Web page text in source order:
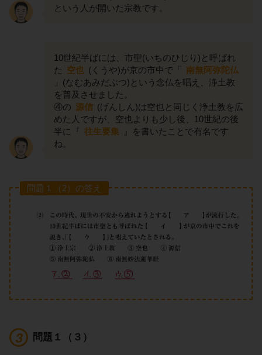
という人が開いた宗教です。
10世紀半ばには、市聖(いちのひじり)と呼ばれ
た 空也 (くうや)が京の市中で「
南無阿弥陀仏
」(なむあみだぶつ)という念仏を唱え、浄土教
を普及させました。
④の 源信 (げんしん)は空也と同じく浄土教を広
めた人ですが、空也よりも少し後、10世紀の後
半に『
往生要集
』を書いたことで有名です
ね。
問題１（2）の答え
問題１（３）